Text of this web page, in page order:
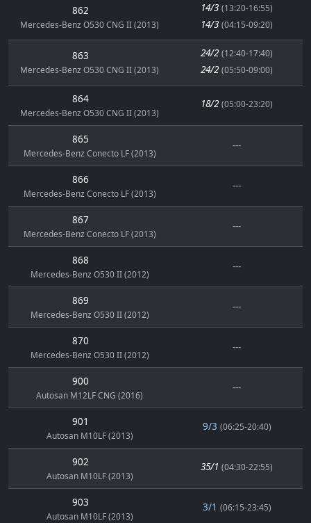
862
Mercedes-Benz O530 CNG II (2013)
14/3 (13:20-16:55)
14/3 (04:15-09:20)
863
Mercedes-Benz O530 CNG II (2013)
24/2 (12:40-17:40)
24/2 (05:50-09:00)
864
Mercedes-Benz O530 CNG II (2013)
18/2 (05:00-23:20)
865
Mercedes-Benz Conecto LF (2013)
---
866
Mercedes-Benz Conecto LF (2013)
---
867
Mercedes-Benz Conecto LF (2013)
---
868
Mercedes-Benz O530 II (2012)
---
869
Mercedes-Benz O530 II (2012)
---
870
Mercedes-Benz O530 II (2012)
---
900
Autosan M12LF CNG (2016)
---
901
Autosan M10LF (2013)
9/3 (06:25-20:40)
902
Autosan M10LF (2013)
35/1 (04:30-22:55)
903
Autosan M10LF (2013)
3/1 (06:15-23:45)